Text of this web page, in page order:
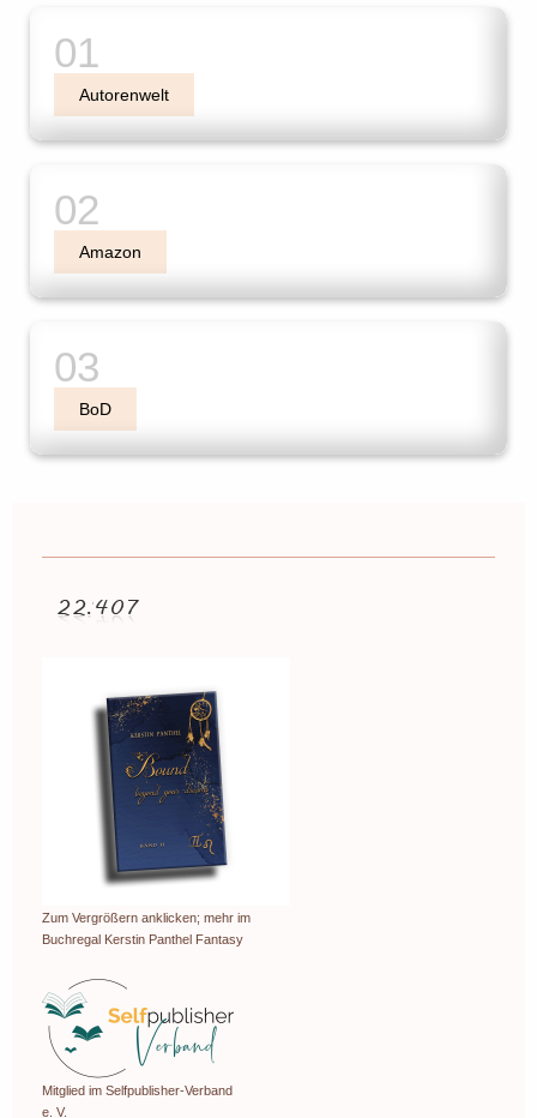
Autorenwelt
Amazon
BoD
Zum Vergrößern anklicken; mehr im
Buchregal Kerstin Panthel Fantasy
Mitglied im Selfpublisher-Verband
e. V.